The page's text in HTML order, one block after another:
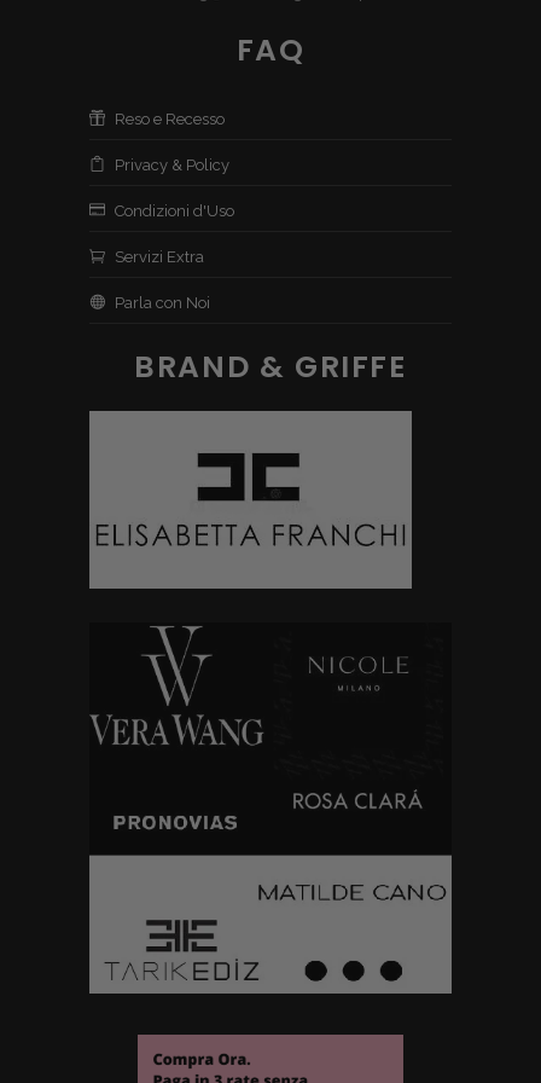
FAQ
Reso e Recesso
Privacy & Policy
Condizioni d'Uso
Servizi Extra
Parla con Noi
BRAND & GRIFFE